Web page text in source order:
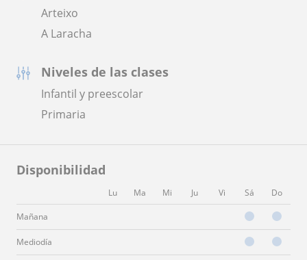
Arteixo
A Laracha
Niveles de las clases
Infantil y preescolar
Primaria
Disponibilidad
Lu Ma Mi Ju Vi Sá Do
Mañana
Mediodía